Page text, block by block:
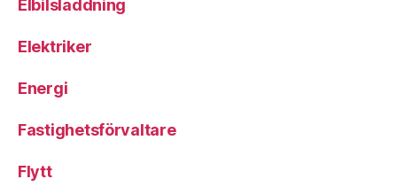
Elbilsladdning
Elektriker
Energi
Fastighetsförvaltare
Flytt